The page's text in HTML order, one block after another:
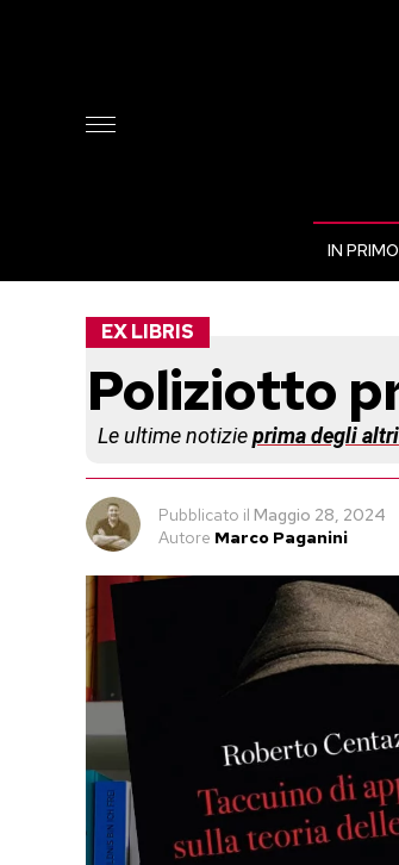
IN
EX LIBRIS
Poliziotto
Le ultime notizieprima degli altri
Pubblicato il Maggio 28, 2024
Autore Marco Paganini